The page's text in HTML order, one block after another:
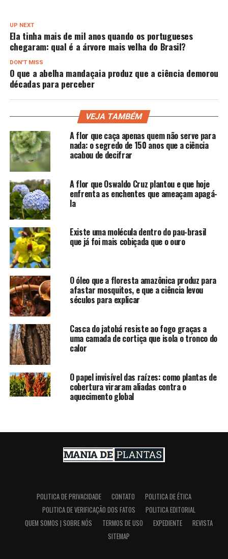
UP NEXT
Ela tinha mais de mil anos quando os portugueses
chegaram: qual é a árvore mais velha do Brasil?
DON'T MISS
O que a abelha mandaçaia produz que a ciência demorou
décadas para perceber
VEJA TAMBÉM
A flor que caça apenas quem não serve para
nada: o segredo de 150 anos que a ciência
acabou de decifrar
A flor que Oswaldo Cruz plantou e que hoje
enfrenta as enchentes que ameaçam apagá-
la
Existe uma molécula dentro do pau-brasil
que já foi mais cobiçada que o ouro
O óleo que a floresta amazônica produz para
afastar mosquitos, e que a ciência levou
séculos para explicar
Casca do jatobá resiste ao fogo graças a
uma camada de cortiça que isola o tronco do
calor
O papel invisível das raízes: como plantas de
cobertura viraram aliadas contra o
aquecimento global
POLITICA DE PRIVACIDADE CONTATO
POLITICA DE ÉTICA
POLITICA DE VERIFICAÇÃO DOS FATOS
POLITICA EDITORIAL
QUEM SOMOS | SOBRE NÓS
TERMOS DE USO EXPEDIENTE
REVISTA
SITEMAP